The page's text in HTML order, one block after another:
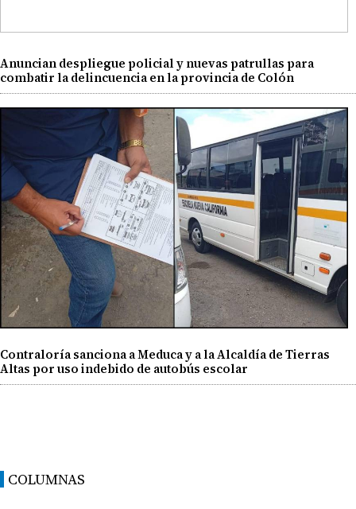
Anuncian despliegue policial y nuevas patrullas para
combatir la delincuencia en la provincia de Colón
Contraloría sanciona a Meduca y a la Alcaldía de Tierras
Altas por uso indebido de autobús escolar
COLUMNAS